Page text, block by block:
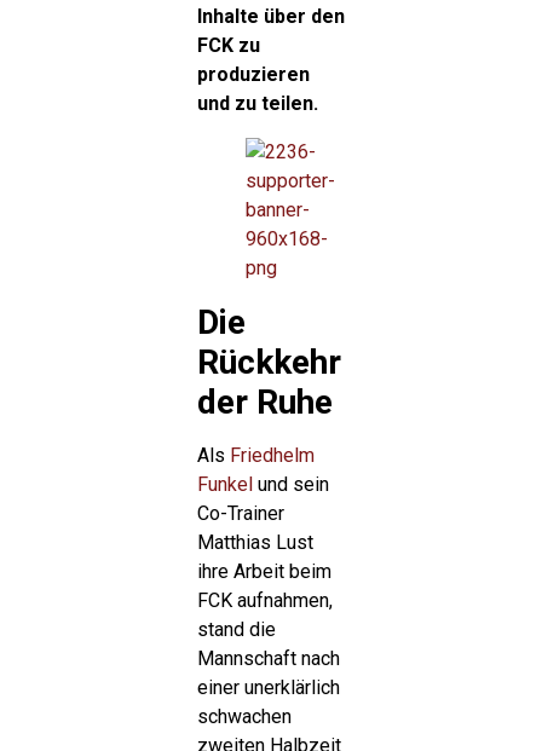
Inhalte über den
FCK zu
produzieren
und zu teilen.
Die
Rückkehr
der Ruhe
Als Friedhelm
Funkelund sein
Co-Trainer
Matthias Lust
ihre Arbeit beim
FCK aufnahmen,
stand die
Mannschaft nach
einer unerklärlich
schwachen
zweiten Halbzeit